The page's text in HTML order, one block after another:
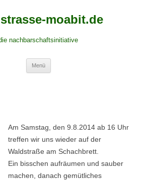
moabit.de
nachbarschaftsinitiative
Menü
Am Samstag, den 9.8.2014 ab 16 Uhr
treffen wir uns wieder auf der
Waldstraße am Schachbrett.
Ein bisschen aufräumen und sauber
machen, danach gemütliches